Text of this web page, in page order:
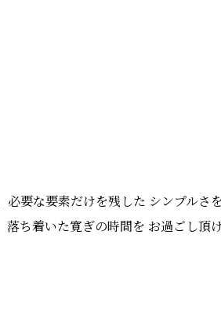
要な要素だけを残した シンプル
ち着いた寛ぎの時間を お過ごし頂